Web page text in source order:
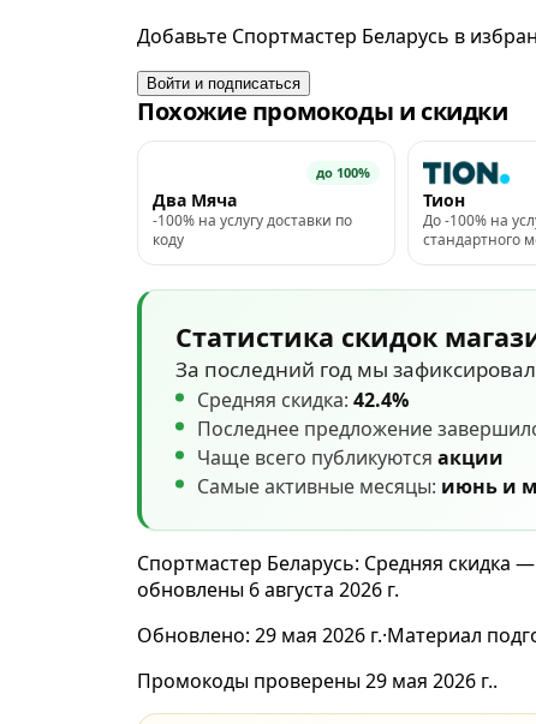
применяются бонусы и скидки», а также услуг
об адресах магазинов уточняйте у сотрудников
Добавьте Спортмастер Беларусь в
Войти и подписаться
Похожие промокоды и скидки
до 100%
Два Мяча
-100% на услугу доставки по
коду
Тион
До -100% на
стандартного
Статистика скидок
За последний год мы
Средняя скидка: 42.4%
Последнее предложение
Чаще всего публикуются акции
Самые активные месяцы: июнь и
Спортмастер Беларусь: Средняя
обновлены 6 августа 2026 г.
Обновлено: 29 мая 2026 г.·Материал
Промокоды проверены 29 мая 2026 г..